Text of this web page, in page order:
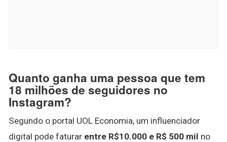
Quanto ganha uma pessoa que tem
18 milhões de seguidores no
Instagram?
Segundo o portal UOL Economia, um influenciador
digital pode faturar entre R$10.000 e R$ 500 mil no